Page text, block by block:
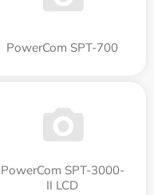
PowerCom SPT-700
PowerCom SPT-3000-
II LCD